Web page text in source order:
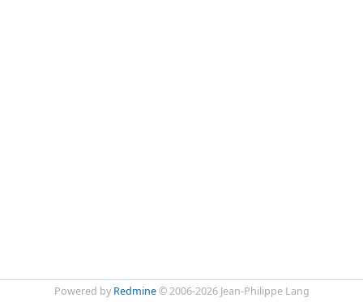
Powered by Redmine© 2006-2026 Jean-Philippe Lang